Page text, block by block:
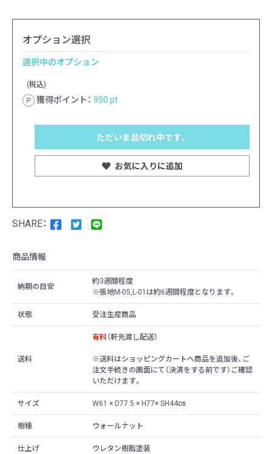
オプション選択
選択中のオプション
(税込)
獲得ポイント： 950 pt
ただいま品切れ中です。
お気に入りに追加
商品情報
納期の目安
約3週間程度
※張地M-05,L-01は約6週間程度となります。
状態 受注生産商品
送料
有料（軒先渡し配送）
※送料はショッピングカートへ商品を追加後、ご
注文手続きの画面にて（決済をする前です）ご確認
いただけます。
サイズ W61 × D77.5 × H77× SH44㎝
樹種 ウォールナット
仕上げ ウレタン樹脂塗装